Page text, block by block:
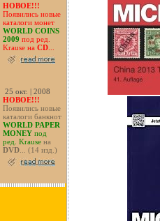
НОВОЕ!!!
Появились новые
каталоги монет
WORLD COINS
2009 под ред.
Krause наCD
25 окт. | 2008
НОВОЕ!!!
Появились новые
каталоги банкнот
WORLD PAPER
MONEYпод
ред. Krauseна
DVD... (14 изд.)